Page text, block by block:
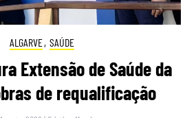
ALGARVE, SAÚDE
Extensão de Saúde da
de requalificação